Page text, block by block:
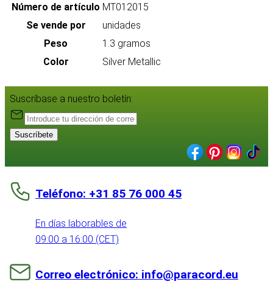
Número de artículo MT012015
Se vende por
unidades
Peso
1.3 gramos
Color
Silver Metallic
Suscríbase a nuestro boletín:
Suscríbete
Teléfono: +31 85 76 000 45
En días laborables de
09:00 a 16:00 (CET)
Correo electrónico: info@paracord.eu